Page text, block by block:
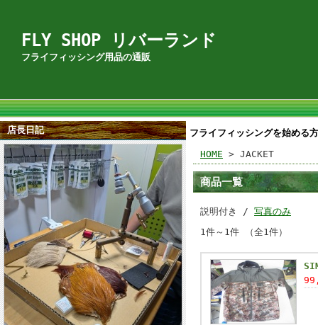
FLY SHOP リバーランド
フライフィッシング用品の通販
店長日記
フライフィッシングを始める
HOME > JACKET
商品一覧
説明付き / 写真のみ
1件～1件 （全1件）